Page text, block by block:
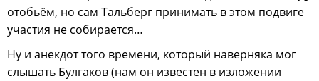
отобьём, но сам Тальберг принимать в этом подвиге
участия не собирается…
Ну и анекдот того времени, который наверняка мог
слышать Булгаков (нам он известен в изложении